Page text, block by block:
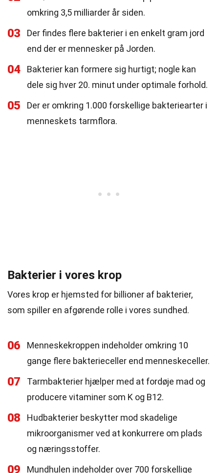
omkring 3,5 milliarder år siden.
03
Der findes flere bakterier i en enkelt gram jord
end der er mennesker på Jorden.
04
Bakterier kan formere sig hurtigt; nogle kan
dele sig hver 20. minut under optimale forhold.
05
Der er omkring 1.000 forskellige bakteriearter i
menneskets tarmflora.
Bakterier i vores krop
Vores krop er hjemsted for billioner af bakterier,
som spiller en afgørende rolle i vores sundhed.
06
Menneskekroppen indeholder omkring 10
gange flere bakterieceller end menneskeceller.
07
Tarmbakterier hjælper med at fordøje mad og
producere vitaminer som K og B12.
08
Hudbakterier beskytter mod skadelige
mikroorganismer ved at konkurrere om plads
og næringsstoffer.
09 Mundhulen indeholder over 700 forskellige